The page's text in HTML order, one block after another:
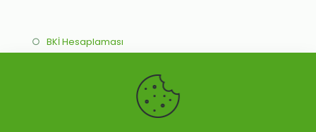
○ BKİ Hesaplaması
Online Beslenme Programı
Yüz Yüze Beslenme Programı